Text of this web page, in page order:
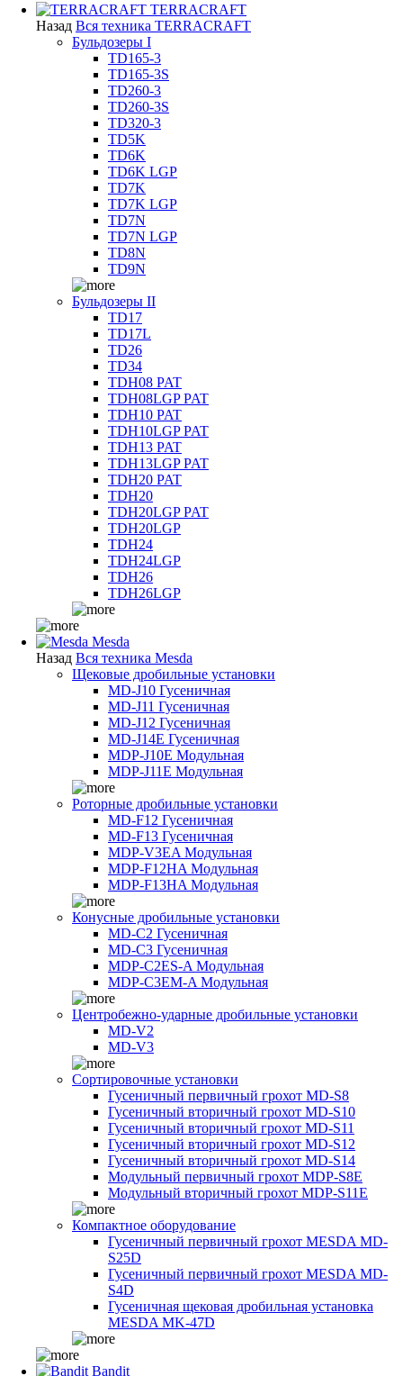
TERRACRAFT
Назад Вся техника TERRACRAFT
Бульдозеры I
TD165-3
TD165-3S
TD260-3
TD260-3S
TD320-3
TD5K
TD6K
TD6K LGP
TD7K
TD7K LGP
TD7N
TD7N LGP
TD8N
TD9N
Бульдозеры II
TD17
TD17L
TD26
TD34
TDH08 PAT
TDH08LGP PAT
TDH10 PAT
TDH10LGP PAT
TDH13 PAT
TDH13LGP PAT
TDH20 PAT
TDH20
TDH20LGP PAT
TDH20LGP
TDH24
TDH24LGP
TDH26
TDH26LGP
Mesda
Назад Вся техника Mesda
Щековые дробильные установки
MD-J10 Гусеничная
MD-J11 Гусеничная
MD-J12 Гусеничная
MD-J14E Гусеничная
MDP-J10E Модульная
MDP-J11E Модульная
Роторные дробильные установки
MD-F12 Гусеничная
MD-F13 Гусеничная
MDP-V3EA Модульная
MDP-F12HA Модульная
MDP-F13HA Модульная
Конусные дробильные установки
MD-C2 Гусеничная
MD-C3 Гусеничная
MDP-C2ES-A Модульная
MDP-C3EM-A Модульная
Центробежно-ударные дробильные установки
MD-V2
MD-V3
Сортировочные установки
Гусеничный первичный грохот MD-S8
Гусеничный вторичный грохот MD-S10
Гусеничный вторичный грохот MD-S11
Гусеничный вторичный грохот MD-S12
Гусеничный вторичный грохот MD-S14
Модульный первичный грохот MDP-S8E
Модульный вторичный грохот MDP-S11E
Компактное оборудование
Гусеничный первичный грохот MESDA MD-
S25D
Гусеничный первичный грохот MESDA MD-
S4D
Гусеничная щековая дробильная установка
MESDA MK-47D
Bandit